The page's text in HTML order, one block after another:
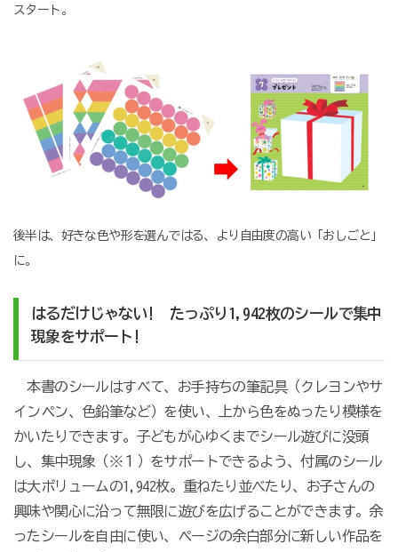
スタート。
後半は、好きな色や形を選んではる、より自由度の高い「おしごと」
に。
はるだけじゃない! たっぷり 1,942枚のシールで集中
現象をサポート!
本書のシールはすべて、お手持ちの筆記具（クレヨンやサ
インペン、色鉛筆など）を使い、上から色をぬったり模様を
かいたりできます。子どもが心ゆくまでシール遊びに没頭
し、集中現象（※１）をサポートできるよう、付属のシール
は大ボリュームの1,942枚。重ねたり並べたり、お子さんの
興味や関心に沿って無限に遊びを広げることができます。余
ったシールを自由に使い、ページの余白部分に新しい作品を